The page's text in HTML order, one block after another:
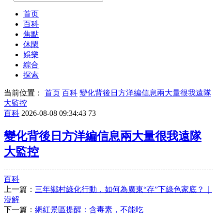
首页
百科
焦點
休閑
娛樂
綜合
探索
当前位置： 首页 百科 變化背後日方洋編信息兩大量很我遠隊
大監控
百科 2026-08-08 09:34:43 73
變化背後日方洋編信息兩大量很我遠隊
大監控
百科
上一篇： 三年鄉村綠化行動，如何為廣東“存”下綠色家底？｜
漫解
下一篇： 網紅景區提醒：含毒素，不能吃